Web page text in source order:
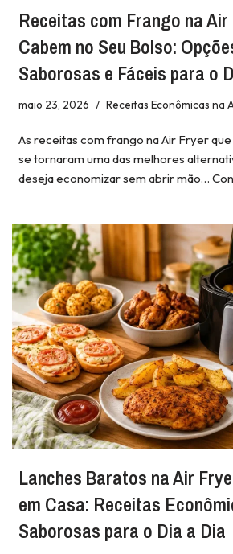
Receitas com Frango na
Cabem no Seu Bolso:
Saborosas e Fáceis para o
maio 23, 2026 Receitas Econômicas na
As receitas com frango na Air Fryer
se tornaram uma das melhores
deseja economizar sem abrir mão…
Lanches Baratos na Air
em Casa: Receitas
Saborosas para o Dia a Dia